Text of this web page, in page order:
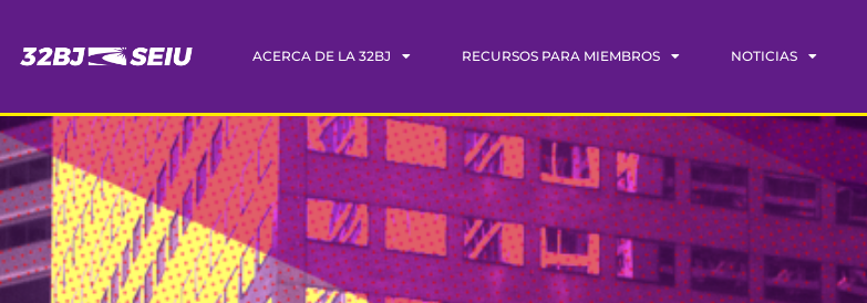
ACERCA DE LA 32BJ RECURSOS PARA MIEMBROS NOTICIAS